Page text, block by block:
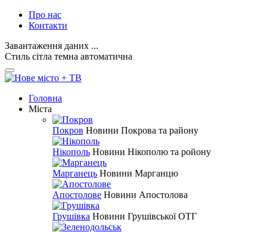
Про нас
Контакти
Завантаження даних ...
Стиль сітла темна автоматична
Головна
Міста
Покров Новини Покрова та району
Нікополь Новини Нікополю та ройону
Марганець Новини Марганцю
Апостолове Новини Апостолова
Грушівка Новини Грушівської ОТГ